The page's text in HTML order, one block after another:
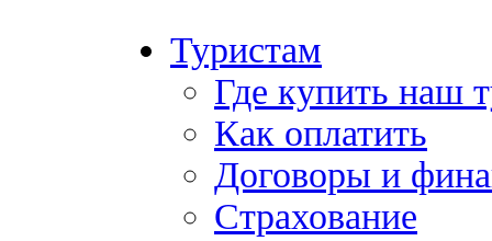
Туристам
Где купить наш
Как оплатить
Договоры и
Страхование